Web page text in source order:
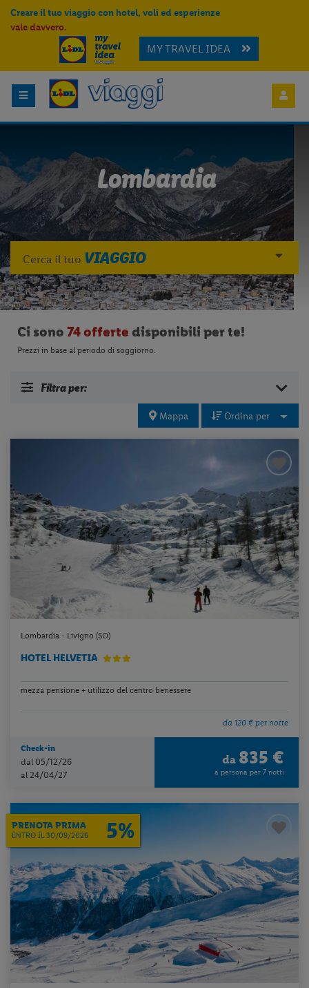
Creare il tuo viaggio con hotel, voli ed esperienze
vale davvero.
MY TRAVEL IDEA
Lombardia
Cerca il tuo VIAGGIO
Ci sono74 offerte disponibili per te!
Prezzi in base al periodo di soggiorno.
Filtra per:
Mappa Ordina per
Lombardia - Livigno (SO)
HOTEL HELVETIA
mezza pensione + utilizzo del centro benessere
da 120 € per notte
Check-in
dal 05/12/26
al 24/04/27
da 835 €
a persona per 7 notti
PRENOTA PRIMA
ENTRO IL 30/09/2026 5%